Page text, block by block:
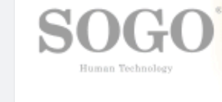
INICIO
EMPRESAS
GUÍA DE COMPRA